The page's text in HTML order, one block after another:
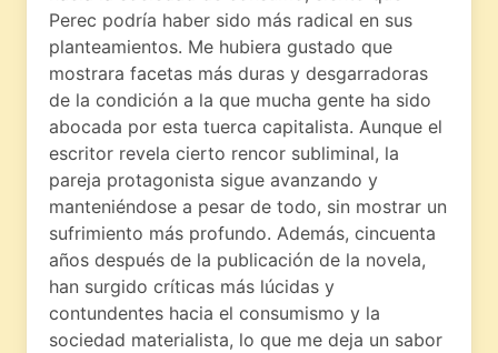
Perec podría haber sido más radical en sus
planteamientos. Me hubiera gustado que
mostrara facetas más duras y desgarradoras
de la condición a la que mucha gente ha sido
abocada por esta tuerca capitalista. Aunque el
escritor revela cierto rencor subliminal, la
pareja protagonista sigue avanzando y
manteniéndose a pesar de todo, sin mostrar un
sufrimiento más profundo. Además, cincuenta
años después de la publicación de la novela,
han surgido críticas más lúcidas y
contundentes hacia el consumismo y la
sociedad materialista, lo que me deja un sabor